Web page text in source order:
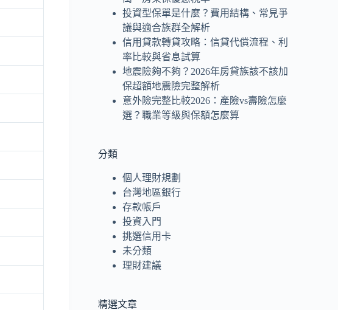
投資型保單是什麼？費用結構、常見爭
議與適合族群全解析
信用貸款轉貸攻略：信貸代償流程、利
率比較與省息試算
地震險夠不夠？2026年房貸族該不該加
保超額地震險完整解析
意外險完整比較2026：產險vs壽險怎麼
選？職業等級與保額怎麼算
分類
個人理財規劃
台灣地區銀行
存款帳戶
投資入門
挑選信用卡
未分類
理財建議
精選文章